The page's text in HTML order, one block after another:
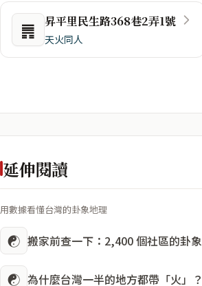
䷠ 昇平里民生路368巷2弄1號
天火同人
延伸閱讀
用數據看懂台灣的卦象地理
☯ 搬家前查一下：2,400 個社區的卦象
☯ 為什麼台灣一半的地方都帶「火」？